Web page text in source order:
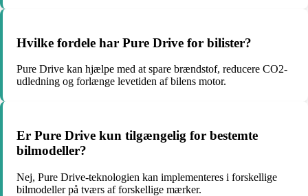
Hvilke fordele har Pure Drive for bilister?
Pure Drive kan hjælpe med at spare brændstof, reducere CO2-
udledning og forlænge levetiden af bilens motor.
Er Pure Drive kun tilgængelig for bestemte
bilmodeller?
Nej, Pure Drive-teknologien kan implementeres i forskellige
bilmodeller på tværs af forskellige mærker.